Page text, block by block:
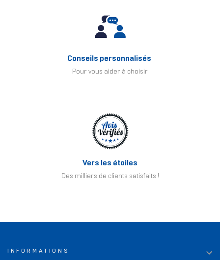
Conseils personnalisés
Pour vous aider à choisir
Vers les étoiles
Des milliers de clients satisfaits !
INFORMATIONS 